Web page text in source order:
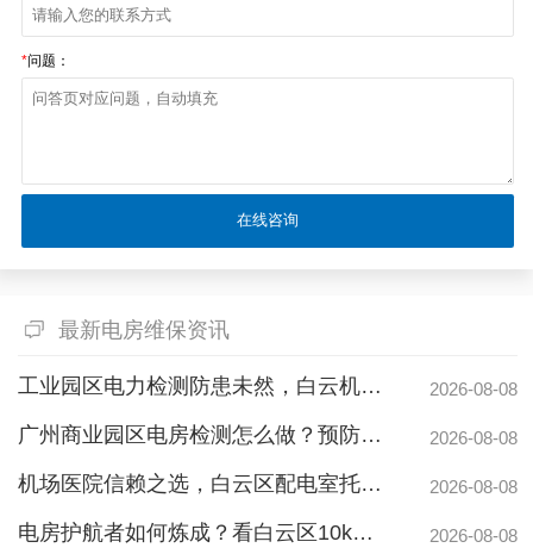
*问题：
最新电房维保资讯
工业园区电力检测防患未然，白云机安预防性试验护航安全生产 2026-08-08
广州商业园区电房检测怎么做？预防性试验守护电力安全 2026-08-08
机场医院信赖之选，白云区配电室托管公司护航高频稳定用电 2026-08-08
电房护航者如何炼成？看白云区10kv配电房维保公司如何守护商业园区与地标脉搏 2026-08-08